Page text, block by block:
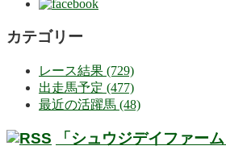
カテゴリー
レース結果 (729)
出走馬予定 (477)
最近の活躍馬 (48)
「シュウジデイファー